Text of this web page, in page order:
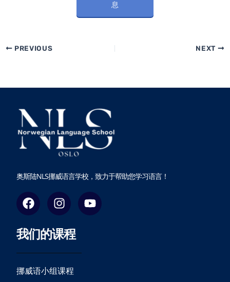
息
PREVIOUS NEXT
奥斯陆NLS挪威语言学校，致力于帮助您学习语言！
F
a
e
b
o
o
I
n
t
a
g
r
Y
o
我们的课程
挪威语小组课程